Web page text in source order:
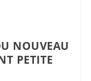
NOUVEAU
PETITE